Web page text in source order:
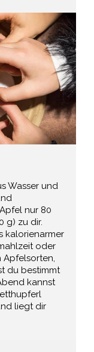
Wasser und
nur 80
g) zu dir.
kalorienarmer
oder
Apfelsorten,
du bestimmt
kannst
liegt dir